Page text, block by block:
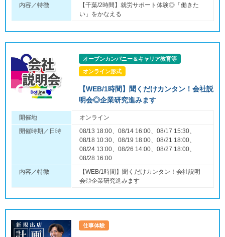
内容／特徴
【千葉/2時間】就労サポート体験◎「働きた
い」をかなえる
オープンカンパニー＆キャリア教育等
オンライン形式
【WEB/1時間】聞くだけカンタン！会社説
明会◎企業研究進みます
開催地
オンライン
開催時期／日時
08/13 18:00、08/14 16:00、08/17 15:30、
08/18 10:30、08/19 18:00、08/21 18:00、
08/24 13:00、08/26 14:00、08/27 18:00、
08/28 16:00
内容／特徴
【WEB/1時間】聞くだけカンタン！会社説明
会◎企業研究進みます
仕事体験